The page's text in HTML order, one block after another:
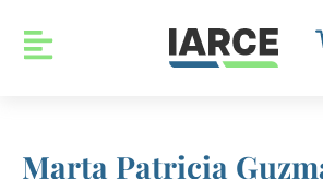
Marta Patricia